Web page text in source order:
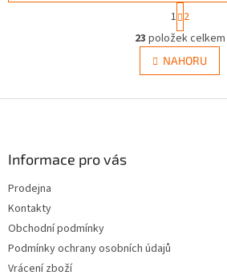
O
v
l
á
S
t
r
á
n
k
v
1 2
23 položek celkem
NAHORU
Informace pro vás
Prodejna
Kontakty
Obchodní podmínky
Podmínky ochrany osobních údajů
Vrácení zboží